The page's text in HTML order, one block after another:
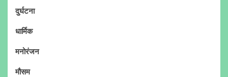
दुर्घटना
धार्मिक
मनोरंजन
मौसम